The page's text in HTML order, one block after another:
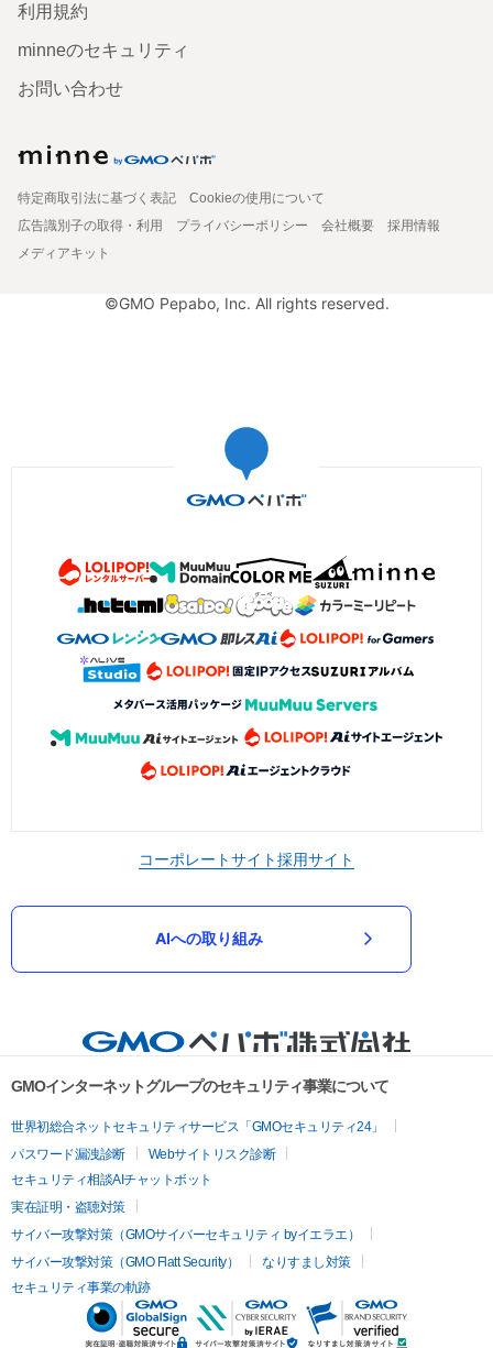
利用規約
minneのセキュリティ
お問い合わせ
特定商取引法に基づく表記
Cookieの使用について
広告識別子の取得・利用
プライバシーポリシー 会社概要
採用情報
メディアキット
©GMO Pepabo, Inc. All rights reserved.
コーポレートサイト採用サイト
AIへの取り組み
GMOインターネットグループのセキュリティ事業について
世界初総合ネットセキュリティサービス「GMOセキュリティ24」
パスワード漏洩診断
Webサイトリスク診断
セキュリティ相談AIチャットボット
実在証明・盗聴対策
サイバー攻撃対策（GMOサイバーセキュリティ byイエラエ）
サイバー攻撃対策（GMO Flatt Security）
なりすまし対策
セキュリティ事業の軌跡